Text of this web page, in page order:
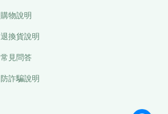
購物說明
退換貨說明
常見問答
防詐騙說明